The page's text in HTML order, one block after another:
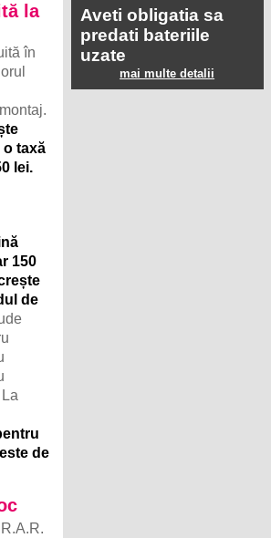
la
în
o taxă
lei.
150
de
de
Aveti obligatia sa
predati bateriile
uzate
mai multe detalii